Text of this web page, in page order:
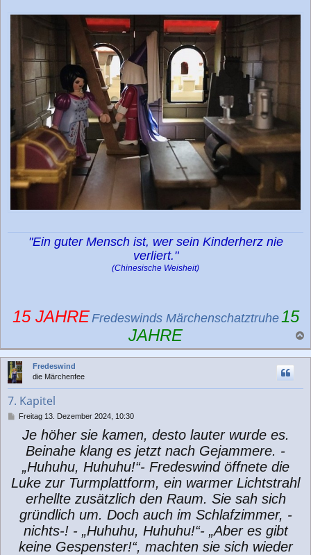
"Ein guter Mensch ist, wer sein Kinderherz nie
verliert."
(Chinesische Weisheit)
15 JAHRE Fredeswinds Märchenschatztruhe 15
JAHRE
a
c
Fredeswind
die Märchenfee
7. Kapitel
BFreitag 13. Dezember 2024, 10:30
Je höher sie kamen, desto lauter wurde es.
Beinahe klang es jetzt nach Gejammere. -
„Huhuhu, Huhuhu!“- Fredeswind öffnete die
Luke zur Turmplattform, ein warmer Lichtstrahl
erhellte zusätzlich den Raum. Sie sah sich
gründlich um. Doch auch im Schlafzimmer, -
nichts-! - „Huhuhu, Huhuhu!“- „Aber es gibt
keine Gespenster!“, machten sie sich wieder